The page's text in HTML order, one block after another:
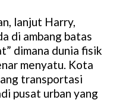
lanjut Harry,
di ambang batas
dimana dunia fisik
menyatu. Kota
transportasi
pusat urban yang